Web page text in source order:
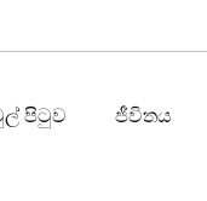
පිටුව ජීවිතය